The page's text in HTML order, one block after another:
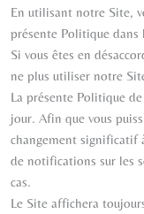
En utilisant notre Site,
présente Politique
Si vous êtes en
ne plus utiliser notre
La présente Politique
jour. Afin que vous
changement significatif
de notifications sur les
cas.
Le Site affichera